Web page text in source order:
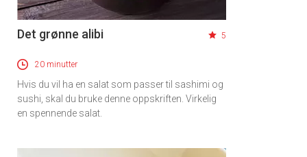
Det grønne alibi 5
20 minutter
Hvis du vil ha en salat som passer til sashimi og
sushi, skal du bruke denne oppskriften. Virkelig
en spennende salat.